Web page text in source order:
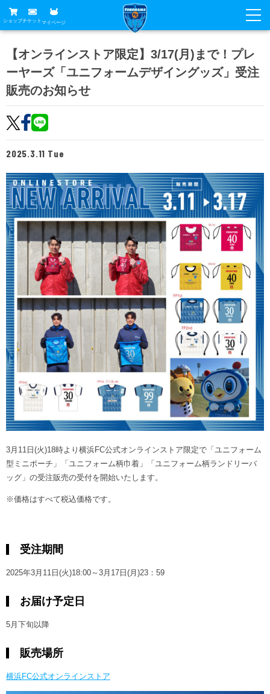
ショップチケット マイページ
グッズ
ホームタウン
トップチーム
試合
アカデミー
試合
試合日程
順位表
チケット
チケットガイド
席種・価格表
チケット購入方法
販売スケジュール
ニッパツシート
Buy Ticket Here
スケジュール
練習見学について
横浜FC観戦ガイド
試合会場アクセス
観戦ルール・マナー
クラブ
クラブ概要
フリ丸のページ
ヒストリー
サステナビリティ
ホームタウン活動
横浜FCスポーツクラブ
ニッパツ横浜FCシーガルズ
ゲームスチュワード
学生インターンシップ
ファン
横浜FC公式オンラインショップ
クラブメンバー
スタータークラブ
スペシャルコンテンツ
オリジナルビール
アカデミー
育成ビジョン
試合日程・結果
アカデミー選手
アカデミースタッフ
フェニックスクラブ
サッカースクール
チアスクール
パートナー
パートナー一覧
あしながドリーム基金
お問い合わせ
お問い合わせ
【オンラインストア限定】3/17(月)まで！プレ
ーヤーズ「ユニフォームデザイングッズ」受注
販売のお知らせ
2025.3.11 Tue
3月11日(火)18時より横浜FC公式オンラインストア限定で「ユニフォーム
型ミニポーチ」「ユニフォーム柄巾着」「ユニフォーム柄ランドリーバ
ッグ」の受注販売の受付を開始いたします。
※価格はすべて税込価格です。
受注期間
2025年3月11日(火)18:00～3月17日(月)23：59
お届け予定日
5月下旬以降
販売場所
横浜FC公式オンラインストア